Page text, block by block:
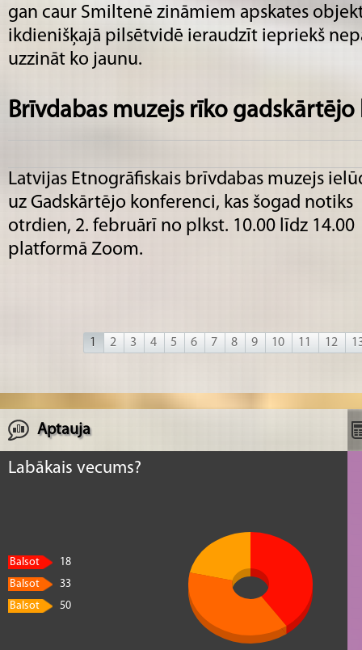
gan caur Smiltenē zināmiem apskates
ikdienišķajā pilsētvidē ieraudzīt iepriekš
uzzināt ko jaunu.
Brīvdabas muzejs rīko
Latvijas Etnogrāfiskais brīvdabas muzejs
uz Gadskārtējo konferenci, kas šogad notiks
otrdien, 2. februārī no plkst. 10.00 līdz 14.00
platformā Zoom.
1 2 3 4 5 6 7 8 9 10 11 12
Aptauja
Labākais vecums?
Balsot
18
Balsot
33
Balsot
50